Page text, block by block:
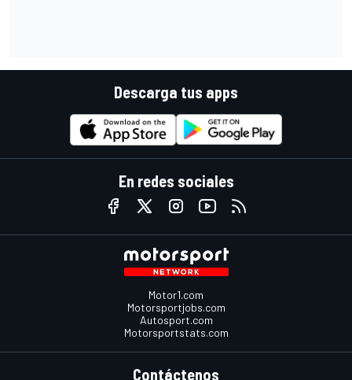
Descarga tus apps
En redes sociales
Motor1.com
Motorsportjobs.com
Autosport.com
Motorsportstats.com
Contáctenos